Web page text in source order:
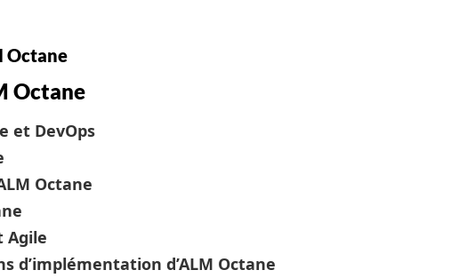
Octane
Octane
et DevOps
Octane
Agile
d’implémentation d’ALM Octane